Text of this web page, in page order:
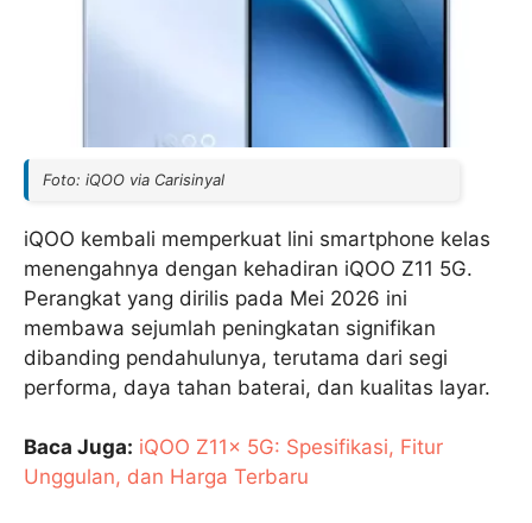
Foto: iQOO via Carisinyal
iQOO kembali memperkuat lini smartphone kelas
menengahnya dengan kehadiran iQOO Z11 5G.
Perangkat yang dirilis pada Mei 2026 ini
membawa sejumlah peningkatan signifikan
dibanding pendahulunya, terutama dari segi
performa, daya tahan baterai, dan kualitas layar.
Baca Juga: iQOO Z11x 5G: Spesifikasi, Fitur
Unggulan, dan Harga Terbaru